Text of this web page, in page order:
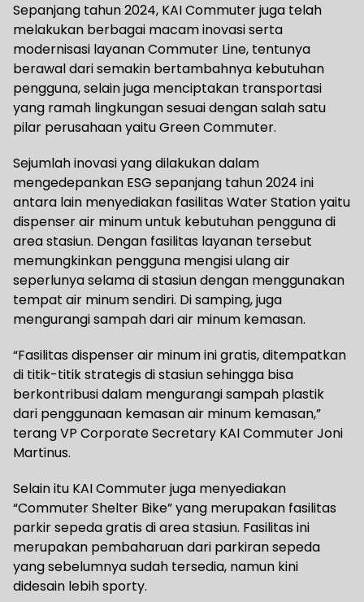
Sepanjang tahun 2024, KAI Commuter juga telah
melakukan berbagai macam inovasi serta
modernisasi layanan Commuter Line, tentunya
berawal dari semakin bertambahnya kebutuhan
pengguna, selain juga menciptakan transportasi
yang ramah lingkungan sesuai dengan salah satu
pilar perusahaan yaitu Green Commuter.
Sejumlah inovasi yang dilakukan dalam
mengedepankan ESG sepanjang tahun 2024 ini
antara lain menyediakan fasilitas Water Station yaitu
dispenser air minum untuk kebutuhan pengguna di
area stasiun. Dengan fasilitas layanan tersebut
memungkinkan pengguna mengisi ulang air
seperlunya selama di stasiun dengan menggunakan
tempat air minum sendiri. Di samping, juga
mengurangi sampah dari air minum kemasan.
“Fasilitas dispenser air minum ini gratis, ditempatkan
di titik-titik strategis di stasiun sehingga bisa
berkontribusi dalam mengurangi sampah plastik
dari penggunaan kemasan air minum kemasan,”
terang VP Corporate Secretary KAI Commuter Joni
Martinus.
Selain itu KAI Commuter juga menyediakan
“Commuter Shelter Bike” yang merupakan fasilitas
parkir sepeda gratis di area stasiun. Fasilitas ini
merupakan pembaharuan dari parkiran sepeda
yang sebelumnya sudah tersedia, namun kini
didesain lebih sporty.